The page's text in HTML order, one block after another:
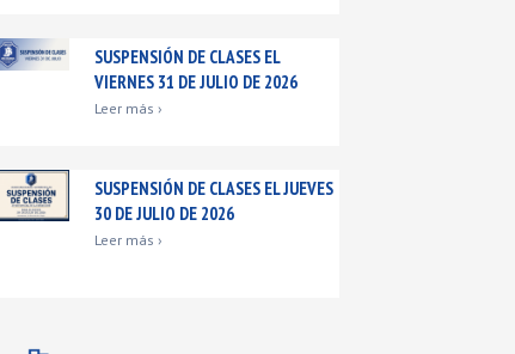
SUSPENSIÓN DE CLASES EL
VIERNES 31 DE JULIO DE 2026
Leer más ›
SUSPENSIÓN DE CLASES EL JUEVES
30 DE JULIO DE 2026
Leer más ›